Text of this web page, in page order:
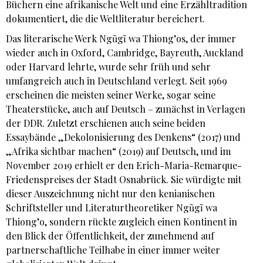
Büchern eine afrikanische Welt und eine Erzähltradition
dokumentiert, die die Weltliteratur bereichert.
Das literarische Werk Ngũgĩ wa Thiong’os, der immer
wieder auch in Oxford, Cambridge, Bayreuth, Auckland
oder Harvard lehrte, wurde sehr früh und sehr
umfangreich auch in Deutschland verlegt. Seit 1969
erscheinen die meisten seiner Werke, sogar seine
Theaterstücke, auch auf Deutsch – zunächst in Verlagen
der DDR. Zuletzt erschienen auch seine beiden
Essaybände „Dekolonisierung des Denkens“ (2017) und
„Afrika sichtbar machen“ (2019) auf Deutsch, und im
November 2019 erhielt er den Erich-Maria-Remarque-
Friedenspreises der Stadt Osnabrück. Sie würdigte mit
dieser Auszeichnung nicht nur den kenianischen
Schriftsteller und Literaturtheoretiker Ngũgĩ wa
Thiong’o, sondern rückte zugleich einen Kontinent in
den Blick der Öffentlichkeit, der zunehmend auf
partnerschaftliche Teilhabe in einer immer weiter